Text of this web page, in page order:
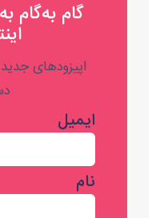
گام به‌گام
اپیزودهای
ایمیل
نام